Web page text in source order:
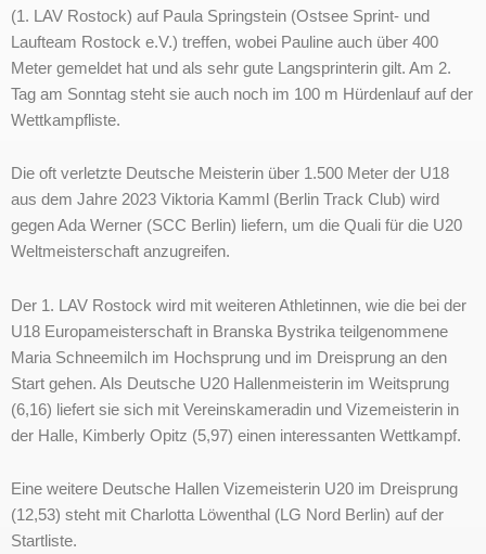
(1. LAV Rostock) auf Paula Springstein (Ostsee Sprint- und
Laufteam Rostock e.V.) treffen, wobei Pauline auch über 400
Meter gemeldet hat und als sehr gute Langsprinterin gilt. Am 2.
Tag am Sonntag steht sie auch noch im 100 m Hürdenlauf auf der
Wettkampfliste.
Die oft verletzte Deutsche Meisterin über 1.500 Meter der U18
aus dem Jahre 2023 Viktoria Kamml (Berlin Track Club) wird
gegen Ada Werner (SCC Berlin) liefern, um die Quali für die U20
Weltmeisterschaft anzugreifen.
Der 1. LAV Rostock wird mit weiteren Athletinnen, wie die bei der
U18 Europameisterschaft in Branska Bystrika teilgenommene
Maria Schneemilch im Hochsprung und im Dreisprung an den
Start gehen. Als Deutsche U20 Hallenmeisterin im Weitsprung
(6,16) liefert sie sich mit Vereinskameradin und Vizemeisterin in
der Halle, Kimberly Opitz (5,97) einen interessanten Wettkampf.
Eine weitere Deutsche Hallen Vizemeisterin U20 im Dreisprung
(12,53) steht mit Charlotta Löwenthal (LG Nord Berlin) auf der
Startliste.